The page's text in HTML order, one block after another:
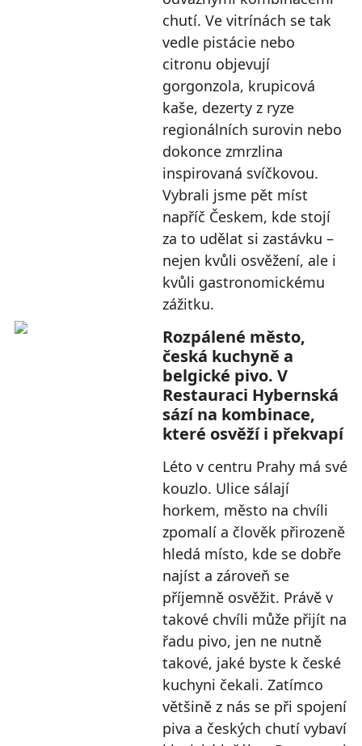
chutí. Ve vitrínách se tak
vedle pistácie nebo
citronu objevují
gorgonzola, krupicová
kaše, dezerty z ryze
regionálních surovin nebo
dokonce zmrzlina
inspirovaná svíčkovou.
Vybrali jsme pět míst
napříč Českem, kde stojí
za to udělat si zastávku –
nejen kvůli osvěžení, ale i
kvůli gastronomickému
zážitku.
Rozpálené město,
česká kuchyně a
belgické pivo. V
Restauraci Hybernská
sází na kombinace,
které osvěží i překvapí
Léto v centru Prahy má své
kouzlo. Ulice sálají
horkem, město na chvíli
zpomalí a člověk přirozeně
hledá místo, kde se dobře
najíst a zároveň se
příjemně osvěžit. Právě v
takové chvíli může přijít na
řadu pivo, jen ne nutně
takové, jaké byste k české
kuchyni čekali. Zatímco
většině z nás se při spojení
piva a českých chutí vybaví